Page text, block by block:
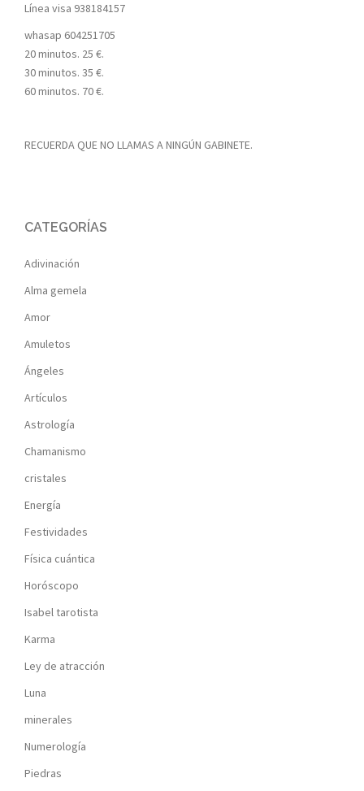
Línea visa 938184157
whasap 604251705
20 minutos. 25 €.
30 minutos. 35 €.
60 minutos. 70 €.
RECUERDA QUE NO LLAMAS A NINGÚN GABINETE.
CATEGORÍAS
Adivinación
Alma gemela
Amor
Amuletos
Ángeles
Artículos
Astrología
Chamanismo
cristales
Energía
Festividades
Física cuántica
Horóscopo
Isabel tarotista
Karma
Ley de atracción
Luna
minerales
Numerología
Piedras